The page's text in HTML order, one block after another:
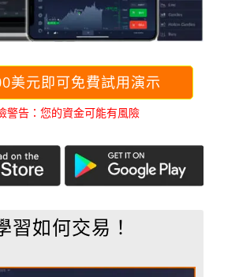
美元即可免費試用演示
警告：您的資金可能有風險
習如何交易！